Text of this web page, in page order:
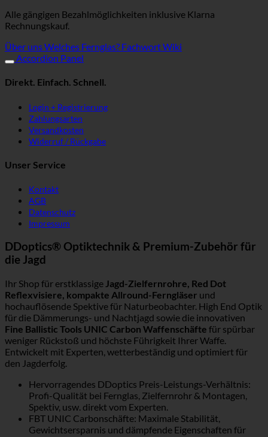
Alle gängigen Bezahlmöglichkeiten inklusive Klarna
Rechnungskauf.
Über unsWelches Fernglas? Fachwort Wiki
Accordion Panel
Direkt. Einfach. Schnell.
Login + Registrierung
Zahlungsarten
Versandkosten
Widerruf / Rückgabe
Unser Service
Kontakt
AGB
Datenschutz
Impressum
DDoptics® Optiktechnik & Premium-Zubehör für
die Jagd
Ihr Shop für erstklassige Jagd-Zielfernrohre, Red Dot
Reflexvisiere, kompakte Allround-Ferngläser und
hochauflösende Spektive für Naturbeobachter. High End Optik
für die Dämmerungs- und Nachtjagd sowie die innovativen
Fine Ballistic Tools UNIC Carbon Waffenschäfte für spürbar
weniger Rückstoß und höchste Führigkeit Ihrer Waffe.
Entwickelt mit Experten, wetterbeständig und optimiert für
den Jagderfolg.
Hervorragendes DDoptics Preis-Leistungs-Verhältnis:
Profi-Qualität bei Fernglas, Zielfernrohr & Montagen,
Spektiv, usw. direkt vom Experten.
FBT UNIC Carbonschäfte: Maximale Stabilität,
Gewichtsersparnis und dämpfende Eigenschaften für